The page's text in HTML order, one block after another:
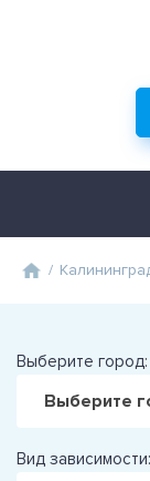
/
Выберите город:
Выберите
Вид зависимости: